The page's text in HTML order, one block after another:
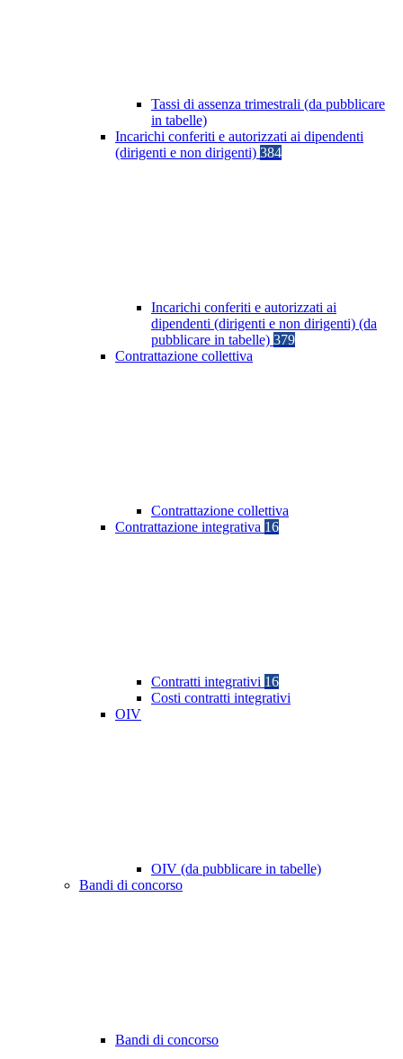
Tassi di assenza trimestrali (da pubblicare
in tabelle)
Incarichi conferiti e autorizzati ai dipendenti
(dirigenti e non dirigenti) 384
Incarichi conferiti e autorizzati ai
dipendenti (dirigenti e non dirigenti) (da
pubblicare in tabelle) 379
Contrattazione collettiva
Contrattazione collettiva
Contrattazione integrativa 16
Contratti integrativi 16
Costi contratti integrativi
OIV
OIV (da pubblicare in tabelle)
Bandi di concorso
Bandi di concorso